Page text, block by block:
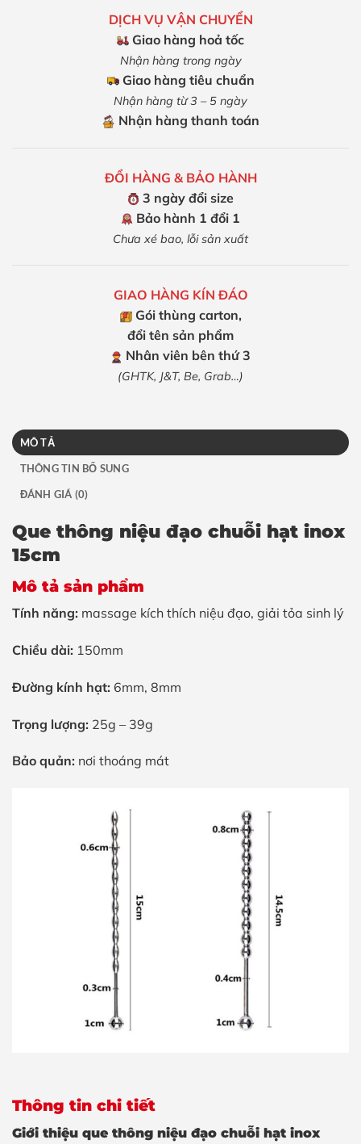
DỊCH VỤ VẬN CHUYỂN
Giao hàng hoả tốc
Nhận hàng trong ngày
Giao hàng tiêu chuẩn
Nhận hàng từ 3 – 5 ngày
Nhận hàng thanh toán
ĐỔI HÀNG & BẢO HÀNH
3 ngày đổi size
Bảo hành 1 đổi 1
Chưa xé bao, lỗi sản xuất
GIAO HÀNG KÍN ĐÁO
Gói thùng carton,
đổi tên sản phẩm
Nhân viên bên thứ 3
(GHTK, J&T, Be, Grab…)
MÔ TẢ
THÔNG TIN BỔ SUNG
ĐÁNH GIÁ (0)
Que thông niệu đạo chuỗi hạt inox
15cm
Mô tả sản phẩm
Tính năng: massage kích thích niệu đạo, giải tỏa sinh lý
Chiều dài: 150mm
Đường kính hạt: 6mm, 8mm
Trọng lượng: 25g – 39g
Bảo quản: nơi thoáng mát
Thông tin chi tiết
Giới thiệu que thông niệu đạo chuỗi hạt inox